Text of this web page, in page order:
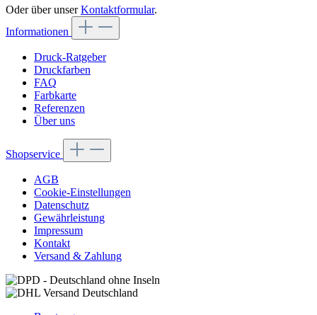
Oder über unserKontaktformular.
Informationen
Druck-Ratgeber
Druckfarben
FAQ
Farbkarte
Referenzen
Über uns
Shopservice
AGB
Cookie-Einstellungen
Datenschutz
Gewährleistung
Impressum
Kontakt
Versand & Zahlung